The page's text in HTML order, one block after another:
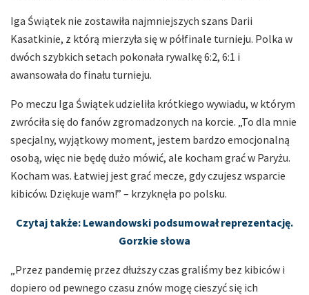
Iga Świątek nie zostawiła najmniejszych szans Darii
Kasatkinie, z którą mierzyła się w półfinale turnieju. Polka w
dwóch szybkich setach pokonała rywalkę 6:2, 6:1 i
awansowała do finału turnieju.
Po meczu Iga Świątek udzieliła krótkiego wywiadu, w którym
zwróciła się do fanów zgromadzonych na korcie. „To dla mnie
specjalny, wyjątkowy moment, jestem bardzo emocjonalną
osobą, więc nie będę dużo mówić, ale kocham grać w Paryżu.
Kocham was. Łatwiej jest grać mecze, gdy czujesz wsparcie
kibiców. Dziękuje wam!” – krzyknęła po polsku.
Czytaj także: Lewandowski podsumował reprezentację.
Gorzkie słowa
„Przez pandemię przez dłuższy czas graliśmy bez kibiców i
dopiero od pewnego czasu znów mogę cieszyć się ich